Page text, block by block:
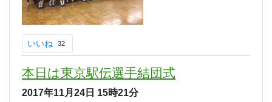
いいね 32
本日は東京駅伝選手結団式
2017年11月24日 15時21分